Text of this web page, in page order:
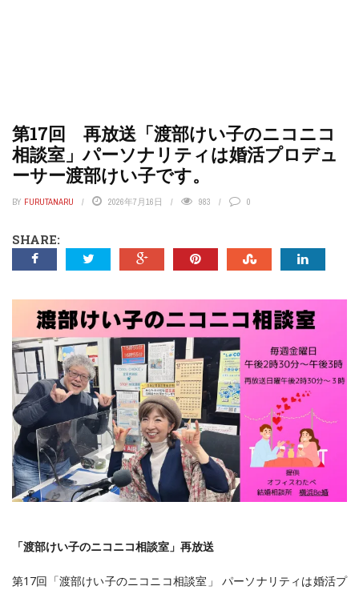
第17回 再放送「渡部けい子のニコニコ
相談室」パーソナリティは婚活プロデュ
ーサー渡部けい子です。
BY FURUTANARU 2026年7月16日 983 0
SHARE:
「渡部けい子のニコニコ相談室」再放送
第17回「渡部けい子のニコニコ相談室」 パーソナリティは婚活プ